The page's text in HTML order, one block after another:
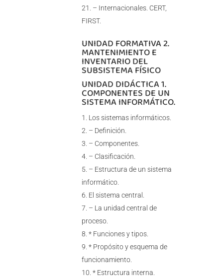
– Internacionales. CERT,
FIRST.
UNIDAD FORMATIVA 2.
MANTENIMIENTO E
INVENTARIO DEL
SUBSISTEMA FÍSICO
UNIDAD DIDÁCTICA 1.
COMPONENTES DE UN
SISTEMA INFORMÁTICO.
Los sistemas informáticos.
– Definición.
– Componentes.
– Clasificación.
– Estructura de un sistema
informático.
El sistema central.
– La unidad central de
proceso.
* Funciones y tipos.
* Propósito y esquema de
funcionamiento.
* Estructura interna.